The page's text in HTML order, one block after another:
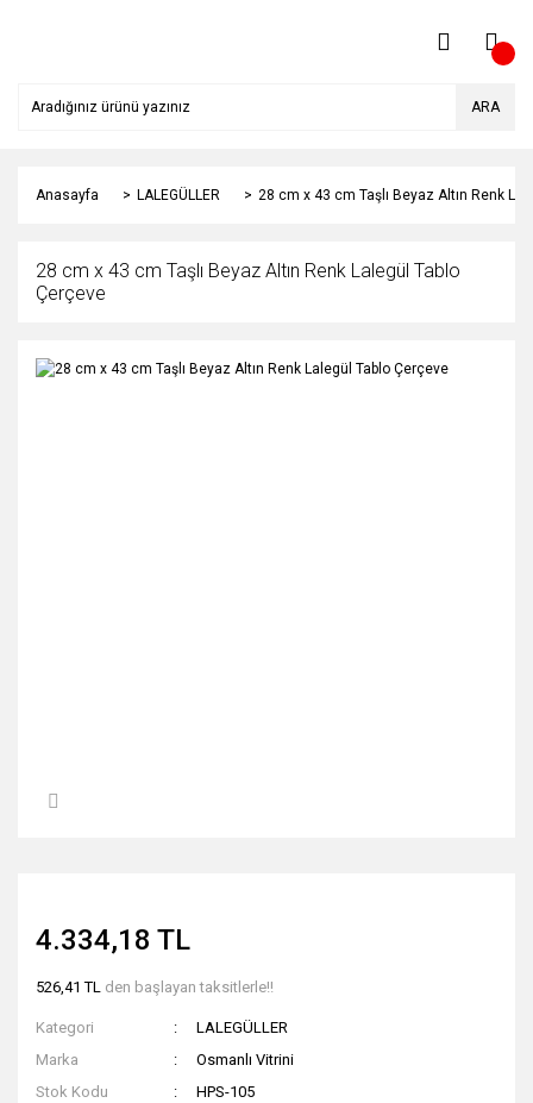
ARA
Anasayfa LALEGÜLLER 28 cm x 43 cm Taşlı Beyaz Altın Renk
28 cm x 43 cm Taşlı Beyaz Altın Renk Lalegül Tablo
Çerçeve
4.334,18 TL
526,41 TL den başlayan taksitlerle!!
Kategori
LALEGÜLLER
Marka
Osmanlı Vitrini
Stok Kodu
HPS-105